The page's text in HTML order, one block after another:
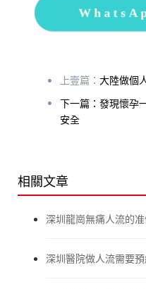
上壹篇： 大陸做個
下一篇：發現懷孕
安全
相關文章
深圳龍崗無痛人流的
深圳醫院做人流需要